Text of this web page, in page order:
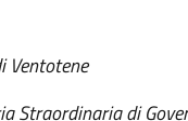
Ventotene
Straordinaria di